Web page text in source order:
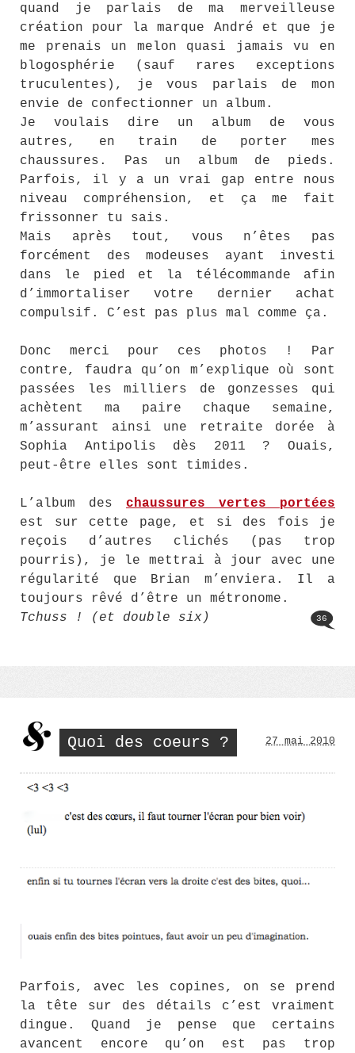
quand je parlais de ma merveilleuse
création pour la marque André et que je
me prenais un melon quasi jamais vu en
blogosphérie (sauf rares exceptions
truculentes), je vous parlais de mon
envie de confectionner un album.
Je voulais dire un album de vous
autres, en train de porter mes
chaussures. Pas un album de pieds.
Parfois, il y a un vrai gap entre nous
niveau compréhension, et ça me fait
frissonner tu sais.
Mais après tout, vous n’êtes pas
forcément des modeuses ayant investi
dans le pied et la télécommande afin
d’immortaliser votre dernier achat
compulsif. C’est pas plus mal comme ça.
Donc merci pour ces photos ! Par
contre, faudra qu’on m’explique où sont
passées les milliers de gonzesses qui
achètent ma paire chaque semaine,
m’assurant ainsi une retraite dorée à
Sophia Antipolis dès 2011 ? Ouais,
peut-être elles sont timides.
L’album des chaussures vertes portées
est sur cette page, et si des fois je
reçois d’autres clichés (pas trop
pourris), je le mettrai à jour avec une
régularité que Brian m’enviera. Il a
toujours rêvé d’être un métronome.
Tchuss ! (et double six)
36
Quoi des coeurs ? 27 mai 2010
Parfois, avec les copines, on se prend
la tête sur des détails c’est vraiment
dingue. Quand je pense que certains
avancent encore qu’on est pas trop